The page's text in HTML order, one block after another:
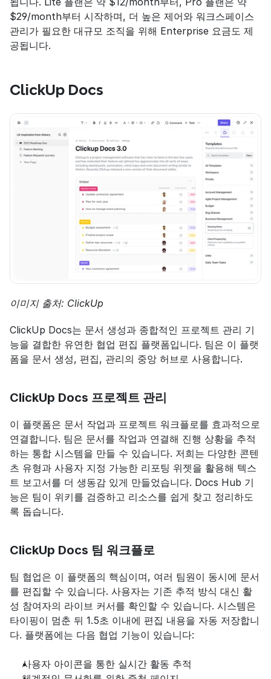
$29/month부터 시작하며, 더 높은 제어와 워크스페이스
관리가 필요한 대규모 조직을 위해 Enterprise 요금도 제
공됩니다.
ClickUp Docs
이미지 출처: ClickUp
ClickUp Docs는 문서 생성과 종합적인 프로젝트 관리 기
능을 결합한 유연한 협업 편집 플랫폼입니다. 팀은 이 플랫
폼을 문서 생성, 편집, 관리의 중앙 허브로 사용합니다.
ClickUp Docs 프로젝트 관리
이 플랫폼은 문서 작업과 프로젝트 워크플로를 효과적으로
연결합니다. 팀은 문서를 작업과 연결해 진행 상황을 추적
하는 통합 시스템을 만들 수 있습니다. 저희는 다양한 콘텐
츠 유형과 사용자 지정 가능한 리포팅 위젯을 활용해 텍스
트 보고서를 더 생동감 있게 만들었습니다. Docs Hub 기
능은 팀이 위키를 검증하고 리소스를 쉽게 찾고 정리하도
록 돕습니다.
ClickUp Docs 팀 워크플로
팀 협업은 이 플랫폼의 핵심이며, 여러 팀원이 동시에 문서
를 편집할 수 있습니다. 사용자는 기존 추적 방식 대신 활
성 참여자의 라이브 커서를 확인할 수 있습니다. 시스템은
타이핑이 멈춘 뒤 1.5초 이내에 편집 내용을 자동 저장합니
다. 플랫폼에는 다음 협업 기능이 있습니다:
사용자 아이콘을 통한 실시간 활동 추적